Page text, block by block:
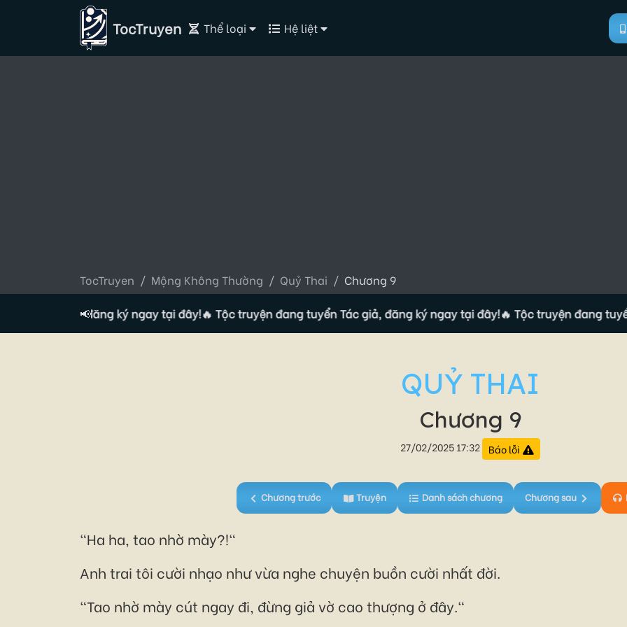
TocTruyen Thể loại Hệ liệt
TocTruyen Mộng Không Thường Quỷ Thai Chương 9
📢
giả, đăng ký ngay tại đây!🔥 Tộc truyện đang tuyển Tác giả, đăng ký ngay tại đây!🔥 Tộc truyện đang tuyển Tác
QUỶ THAI
Chương 9
27/02/2025 17:32 Báo lỗi
Chương trước Truyện Danh sách chương Chương sau
"Ha ha, tao nhờ mày?!"
Anh trai tôi cười nhạo như vừa nghe chuyện buồn cười nhất đời.
"Tao nhờ mày cút ngay đi, đừng giả vờ cao thượng ở đây."